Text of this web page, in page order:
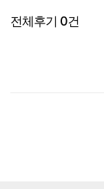
전체후기 0건